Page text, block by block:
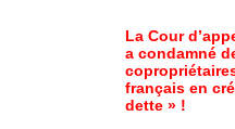
La Cour
a condamné
français en
dette » !